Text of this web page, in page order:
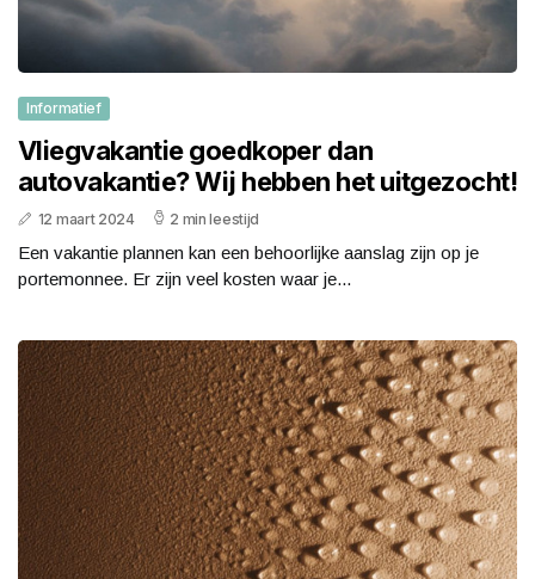
Informatief
Vliegvakantie goedkoper dan
autovakantie? Wij hebben het uitgezocht!
12 maart 2024 2 min leestijd
Een vakantie plannen kan een behoorlijke aanslag zijn op je
portemonnee. Er zijn veel kosten waar je...